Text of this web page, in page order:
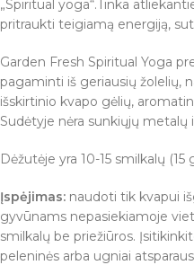
„Spiritual yoga“.Tinka
pritraukti teigiamą energiją,
Garden Fresh Spiritual Yoga
pagaminti iš geriausių žolelių,
išskirtinio kvapo gėlių,
Sudėtyje nėra sunkiųjų
Dėžutėje yra 10-15 smilkalų (15
Įspėjimas: naudoti tik kvapui
gyvūnams nepasiekiamoje
smilkalų be priežiūros.
peleninės arba ugniai